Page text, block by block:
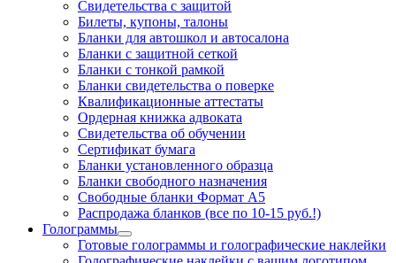
Свидетельства с защитой
Билеты, купоны, талоны
Бланки для автошкол и автосалона
Бланки с защитной сеткой
Бланки с тонкой рамкой
Бланки свидетельства о поверке
Квалификационные аттестаты
Ордерная книжка адвоката
Свидетельства об обучении
Сертификат бумага
Бланки установленного образца
Бланки свободного назначения
Свободные бланки Формат А5
Распродажа бланков (все по 10-15 руб.!)
Голограммы
Готовые голограммы и голографические наклейки